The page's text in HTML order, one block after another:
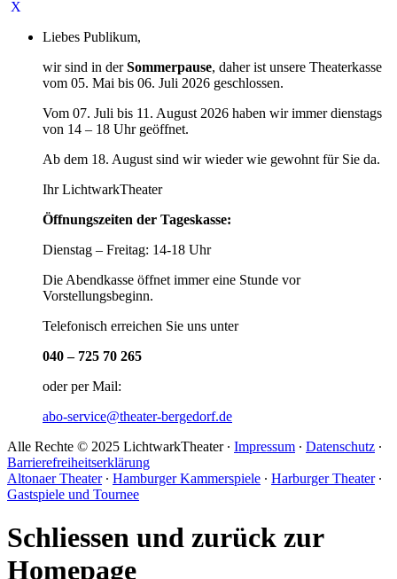
Liebes Publikum,
wir sind in derSommerpause, daher ist unsere Theaterkasse
vom 05. Mai bis 06. Juli 2026 geschlossen.
Vom 07. Juli bis 11. August 2026 haben wir immer dienstags
von 14 – 18 Uhr geöffnet.
Ab dem 18. August sind wir wieder wie gewohnt für Sie da.
Ihr LichtwarkTheater
Öffnungszeiten der Tageskasse:
Dienstag – Freitag: 14-18 Uhr
Die Abendkasse öffnet immer eine Stunde vor
Vorstellungsbeginn.
Telefonisch erreichen Sie uns unter
040 – 725 70 265
oder per Mail:
abo-service@theater-bergedorf.de
Alle Rechte © 2025 LichtwarkTheater ∙ Impressum ∙ Datenschutz ∙
Barrierefreiheitserklärung
Altonaer Theater∙ Hamburger Kammerspiele ∙ Harburger Theater∙
Gastspiele und Tournee
Schliessen und zurück zur
Homepage